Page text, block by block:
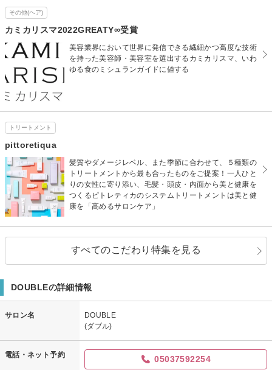
その他(ヘア)
カミカリスマ2022GREATY∞受賞
美容業界において世界に発信できる繊細かつ高度な技術
を持った美容師・美容室を選出するカミカリスマ、いわ
ゆる食のミシュランガイドに値する
トリートメント
pittoretiqua
髪質やダメージレベル、また季節に合わせて、５種類の
トリートメントから最も合ったものをご提案！一人ひと
りの女性に寄り添い、毛髪・頭皮・内面から美と健康を
つくるピトレティカのシステムトリートメントは美と健
康を「高めるサロンケア」
すべてのこだわり特集を見る
DOUBLEの詳細情報
サロン名
DOUBLE
(ダブル)
電話・ネット予約 05037592254